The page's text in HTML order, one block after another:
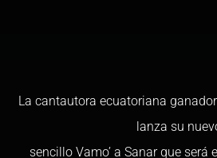
La cantautora ecuatoriana
lanza su
sencillo Vamo’ a Sanar que será